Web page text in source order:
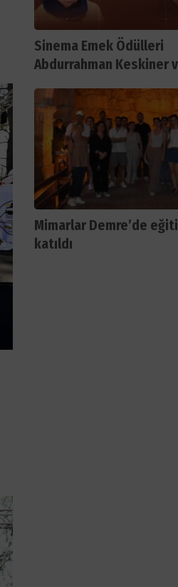
Sinema Emek Ödülleri
Abdurrahman Keskiner
Mimarlar Demre’de
katıldı